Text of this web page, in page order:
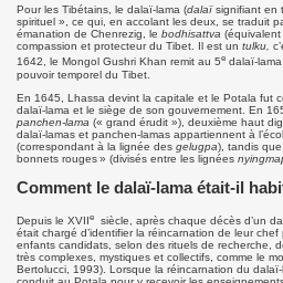
Pour les Tibétains, le dalaï-lama (dalaïsignifiant en
spirituel », ce qui, en accolant les deux, se traduit
émanation de Chenrezig, le bodhisattva (équivalent
compassion et protecteur du Tibet. Il est un tulku,
1642, le Mongol Gushri Khan remit au 5e dalaï-
pouvoir temporel du Tibet.
En 1645, Lhassa devint la capitale et le Potala fut
dalaï-lama et le siège de son gouvernement. En
panchen-lama (« grand érudit »), deuxième haut
dalaï-lamas et panchen-lamas appartiennent à
(correspondant à la lignée des gelugpa), tandis
bonnets rouges » (divisés entre les lignées
Comment le dalaï-lama était-il
Depuis le XVIIe siècle, après chaque décès d’un
était chargé d’identifier la réincarnation de leur
enfants candidats, selon des rituels de recherche,
très complexes, mystiques et collectifs, comme le
Bertolucci, 1993). Lorsque la réincarnation du